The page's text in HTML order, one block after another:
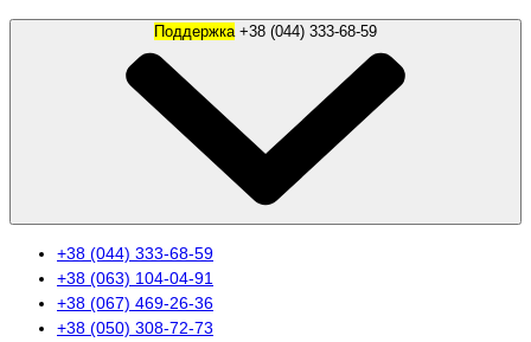
Поддержка
+38 (044) 333-68-59
+38 (063) 104-04-91
+38 (067) 469-26-36
+38 (050) 308-72-73